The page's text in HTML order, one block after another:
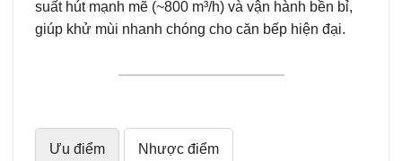
suất hút mạnh mẽ (~800 m³/h) và vận hành bền bỉ,
giúp khử mùi nhanh chóng cho căn bếp hiện đại.
Ưu điểm Nhược điểm